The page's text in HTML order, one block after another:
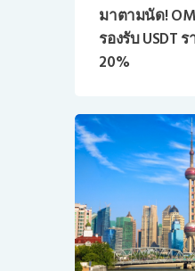
มาตามนัด!
รองรับ USDT
20%